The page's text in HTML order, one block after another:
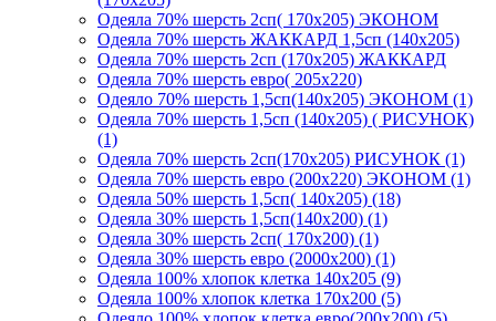
Одеяла 70% шерсть 2сп( 170х205) ЭКОНОМ
Одеяла 70% шерсть ЖАККАРД 1,5сп (140х205)
Одеяла 70% шерсть 2сп (170х205) ЖАККАРД
Одеяла 70% шерсть евро( 205х220)
Одеяло 70% шерсть 1,5сп(140х205) ЭКОНОМ (1)
Одеяла 70% шерсть 1,5сп (140х205) ( РИСУНОК)
(1)
Одеяла 70% шерсть 2сп(170х205) РИСУНОК (1)
Одеяла 70% шерсть евро (200х220) ЭКОНОМ (1)
Одеяла 50% шерсть 1,5сп( 140х205) (18)
Одеяла 30% шерсть 1,5сп(140х200) (1)
Одеяла 30% шерсть 2сп( 170х200) (1)
Одеяла 30% шерсть евро (2000х200) (1)
Одеяла 100% хлопок клетка 140х205 (9)
Одеяла 100% хлопок клетка 170х200 (5)